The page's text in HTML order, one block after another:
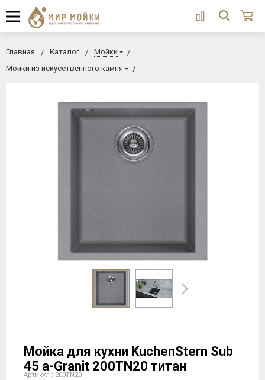
Главная Каталог
Мойки
Мойки из искусственного камня
Мойка для кухни KuchenStern Sub
45 a-Granit 200TN20 титан
Артикул : 200TN20